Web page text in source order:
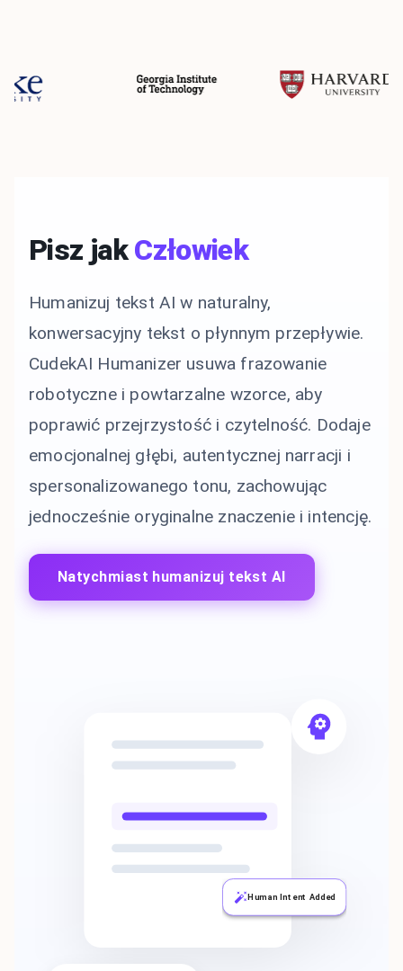
Pisz jak Człowiek
Humanizuj tekst AI w naturalny,
konwersacyjny tekst o płynnym przepływie.
CudekAI Humanizer usuwa frazowanie
robotyczne i powtarzalne wzorce, aby
poprawić przejrzystość i czytelność. Dodaje
emocjonalnej głębi, autentycznej narracji i
spersonalizowanego tonu, zachowując
jednocześnie oryginalne znaczenie i intencję.
Natychmiast humanizuj tekst AI
Human Intent Added